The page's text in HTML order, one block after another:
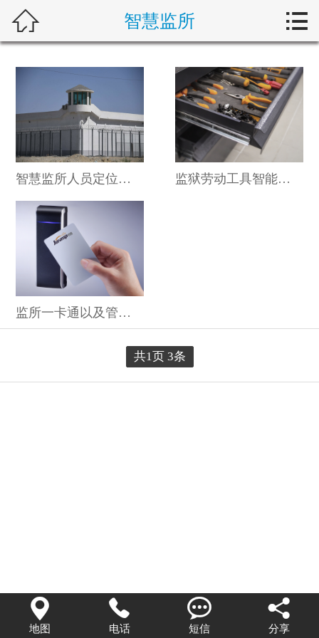
智能产品
客户案例
 智慧监所 
智慧监所人员定位系统 监狱劳动工具智能管理系统
监所一卡通以及管理系统
共1页 3条

地图

电话

短信

分享